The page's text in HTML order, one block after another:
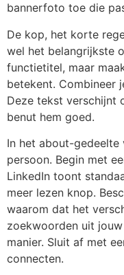
bannerfoto toe die
De kop, het korte
wel het belangrijkste
functietitel, maar
betekent. Combineer
Deze tekst verschijnt
benut hem goed.
In het about-gedeelte
persoon. Begin met
LinkedIn toont
meer lezen knop.
waarom dat het
zoekwoorden uit
manier. Sluit af met
connecten.